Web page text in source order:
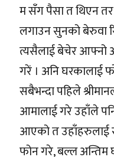
म सँग पैसा त थिएन
लगाउन सुनको बेरुवा
त्यसैलाई बेचेर आफ्नो
गरें । अनि घरकालाई
सबैभन्दा पहिले
आमालाई गरे उहाँले
आएको त उहाँहरुलाई
फोन गरे, बल्ल अन्तिम